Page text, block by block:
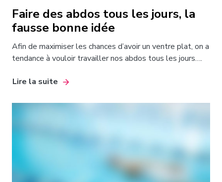
Faire des abdos tous les jours, la
fausse bonne idée
Afin de maximiser les chances d’avoir un ventre plat, on a
tendance à vouloir travailler nos abdos tous les jours….
Lire la suite